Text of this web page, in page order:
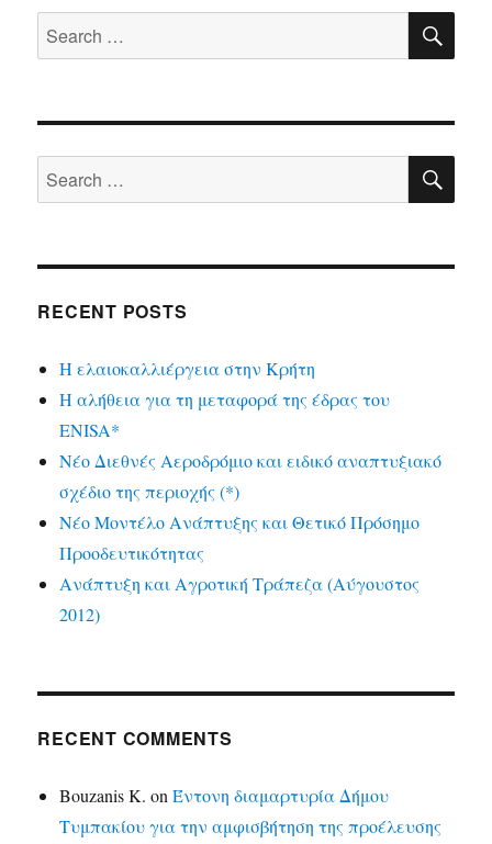
Search
for:
Search
for:
RECENT POSTS
Η ελαιοκαλλιέργεια στην Κρήτη
Η αλήθεια για τη μεταφορά της έδρας του
ENISA*
Νέο Διεθνές Αεροδρόμιο και ειδικό αναπτυξιακό
σχέδιο της περιοχής (*)
Νέο Μοντέλο Ανάπτυξης και Θετικό Πρόσημο
Προοδευτικότητας
Ανάπτυξη και Αγροτική Τράπεζα (Αύγουστος
2012)
RECENT COMMENTS
Bouzanis K. onΈντονη διαμαρτυρία Δήμου
Τυμπακίου για την αμφισβήτηση της προέλευσης